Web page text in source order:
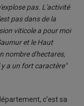
pas. L'activité
pas dans de la
viticole a pour moi
et le Haut
nombre d'hectares,
a un fort caractère"
c'est sa